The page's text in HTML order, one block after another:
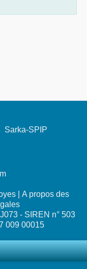
Sarka-SPIP
| A propos des
- SIREN n° 503
009 00015